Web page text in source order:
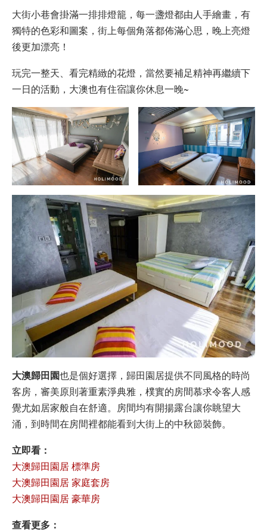
大街小巷會掛滿一排排燈籠，每一盞燈都由人手繪畫，有
獨特的色彩和圖案，街上每個角落都佈滿心思，晚上亮燈
後更加漂亮！
玩完一整天、看完精緻的花燈，當然要補足精神再繼續下
一日的活動，大澳也有住宿讓你休息一晚~
大澳歸田園也是個好選擇，歸田園居提供不同風格的時尚
客房，審美原則著重素淨典雅，樸實的房間慕求令客人感
覺尤如居家般自在舒適。房間均有開揚露台讓你眺望大
涌，到時間在房間裡都能看到大街上的中秋節裝飾。
立即看：
大澳歸田園居 標準房
大澳歸田園居 家庭套房
大澳歸田園居 豪華房
查看更多：